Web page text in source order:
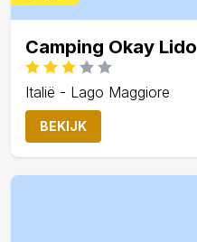
Camping Okay Lido
Italië - Lago Maggiore
BEKIJK